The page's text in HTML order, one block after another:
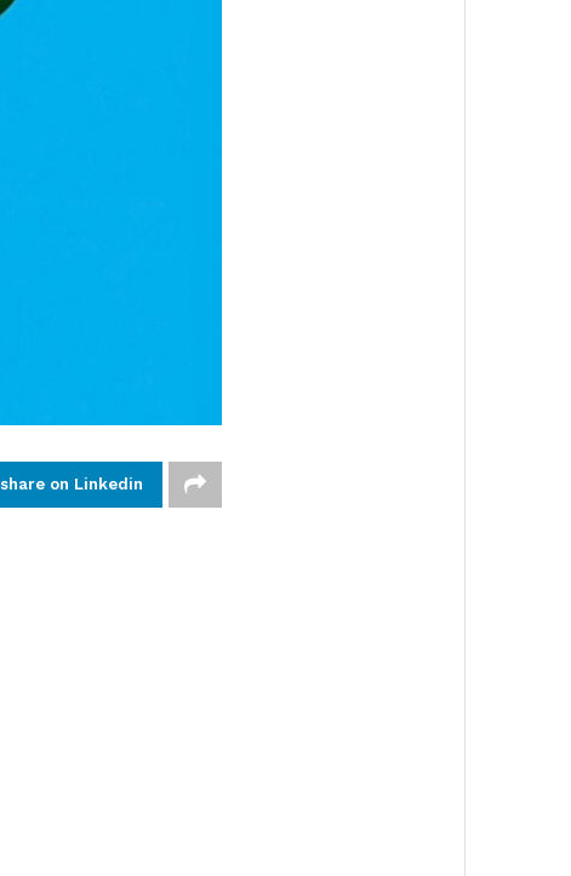
share on Linkedin